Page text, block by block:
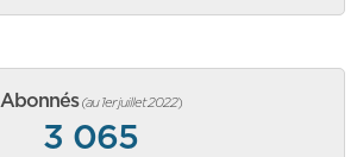
Abonnés (au 1er juillet 2022)
3 065